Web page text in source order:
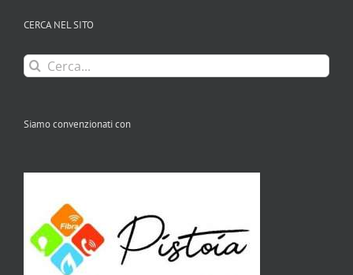
CERCA NEL SITO
Cerca
per:
Siamo convenzionati con